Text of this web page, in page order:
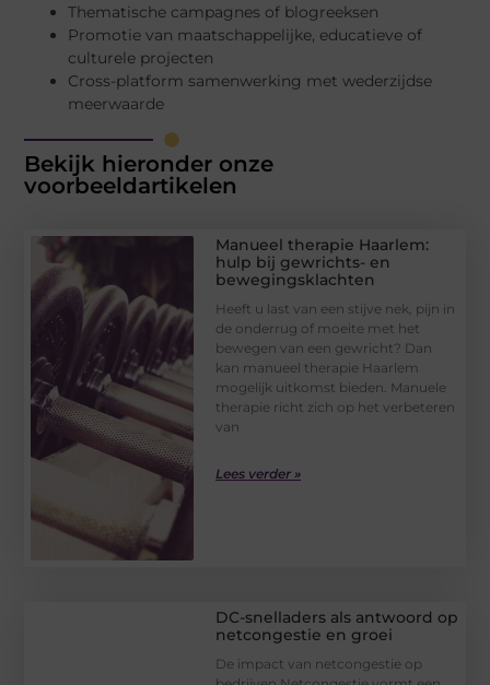
Thematische campagnes of blogreeksen
Promotie van maatschappelijke, educatieve of
culturele projecten
Cross-platform samenwerking met wederzijdse
meerwaarde
Bekijk hieronder onze
voorbeeldartikelen
Manueel therapie Haarlem:
hulp bij gewrichts- en
bewegingsklachten
Heeft u last van een stijve nek, pijn in
de onderrug of moeite met het
bewegen van een gewricht? Dan
kan manueel therapie Haarlem
mogelijk uitkomst bieden. Manuele
therapie richt zich op het verbeteren
van
Lees verder »
DC-snelladers als antwoord op
netcongestie en groei
De impact van netcongestie op